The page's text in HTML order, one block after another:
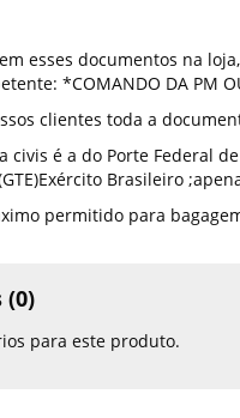
esses documentos na
*COMANDO DA PM OU
clientes toda a
civis é a do Porte Federal
Brasileiro
permitido para
(0)
para este produto.